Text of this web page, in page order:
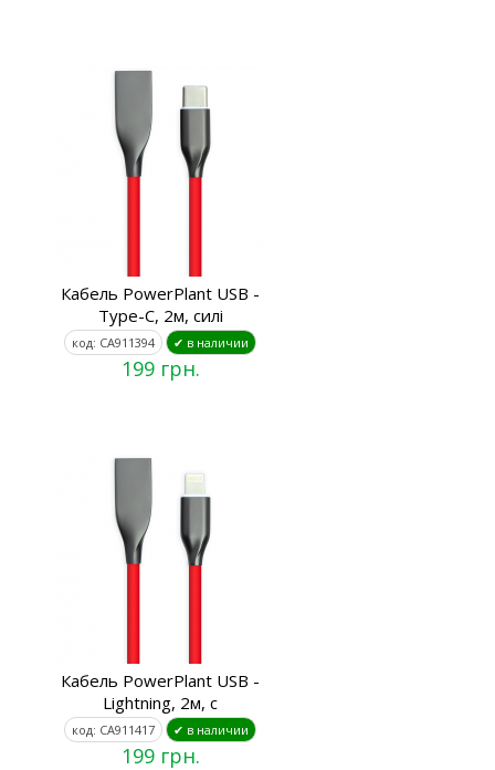
Кабель PowerPlant USB -
Type-C, 2м, силі
код: CA911394 ✔ в наличии
199 грн.
Кабель PowerPlant USB -
Lightning, 2м, с
код: CA911417 ✔ в наличии
199 грн.